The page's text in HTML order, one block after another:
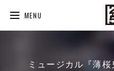
MENU
ミュージカル『薄